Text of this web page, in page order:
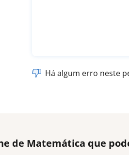
Há algum erro neste
de Matemática que